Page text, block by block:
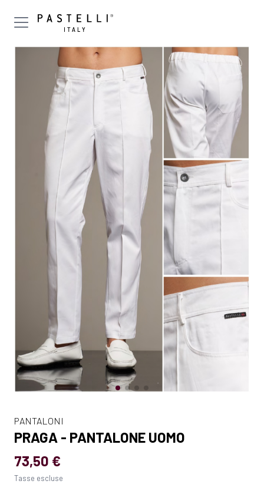
PANTALONI
PRAGA - PANTALONE UOMO
73,50 €
Tasse escluse